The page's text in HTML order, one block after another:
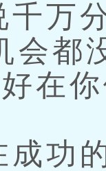
万
会都
在
功